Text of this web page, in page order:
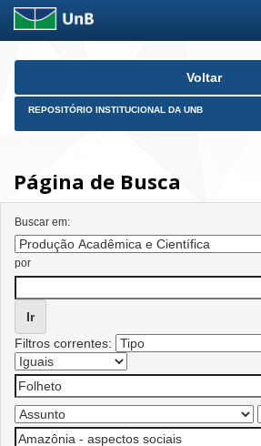
Skip
Voltar
REPOSITÓRIO INSTITUCIONAL DA UNB
Página de Busca
Buscar em:
por
Filtros correntes: